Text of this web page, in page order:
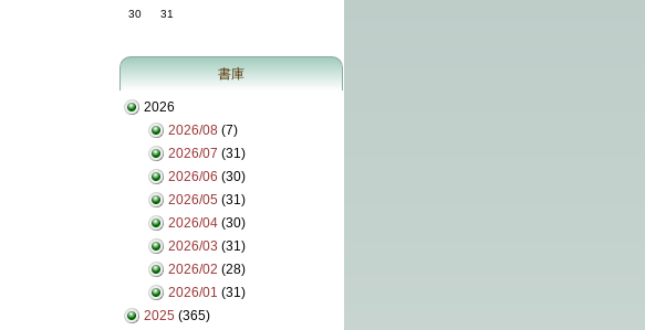
30
31
書庫
2026
2026/08 (7)
2026/07 (31)
2026/06 (30)
2026/05 (31)
2026/04 (30)
2026/03 (31)
2026/02 (28)
2026/01 (31)
2025 (365)